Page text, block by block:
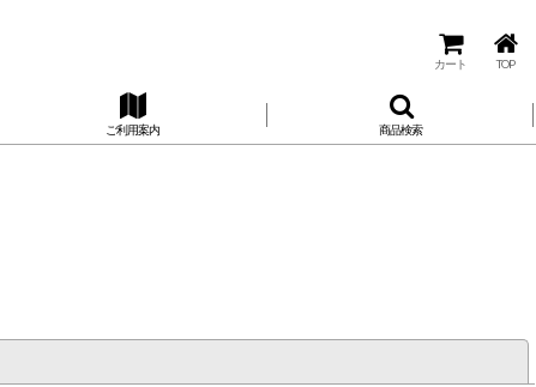
カート TOP
ご利用案内 商品検索